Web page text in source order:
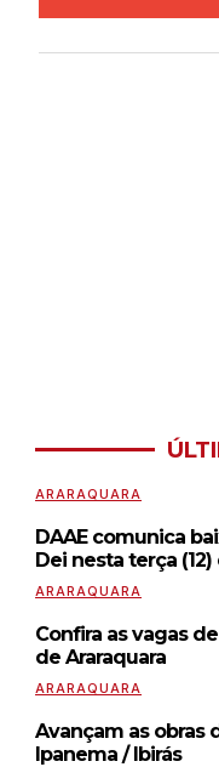
ARARAQUARA
DAAE comunica
Dei nesta terça
ARARAQUARA
Confira as vagas
de Araraquara
ARARAQUARA
Avançam as obras
Ipanema / Ibirás